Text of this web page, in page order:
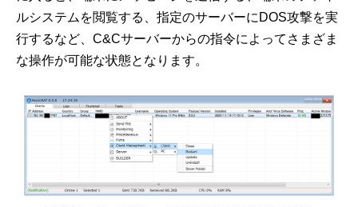
ルシステムを閲覧する、指定のサーバーにDOS攻撃を実
行するなど、C&Cサーバーからの指令によってさまざま
な操作が可能な状態となります。